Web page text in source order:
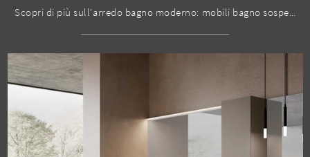
Scopri di più sull'arredo bagno moderno: mobili bagno sospesi in melaminico come il modello Block System Soft C20 di Baxar ti aspettano.